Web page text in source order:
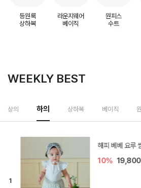
등원룩
상하복
라운지웨어
베이직
원피스
수트
WEEKLY BEST
상의 하의 상하복 베이직
[SIZE ~6Y] 델
10% 21,600